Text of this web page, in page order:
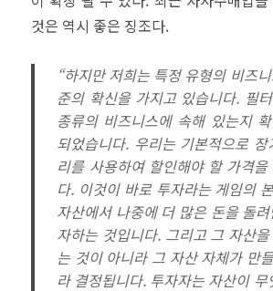
것은 역시 좋은 징조다.
“하지만 저희는 특정 유형의 비즈
준의 확신을 가지고 있습니다. 필
종류의 비즈니스에 속해 있는지
되었습니다. 우리는 기본적으로
리를 사용하여 할인해야 할 가격
다. 이것이 바로 투자라는 게임의
자산에서 나중에 더 많은 돈을 돌
자하는 것입니다. 그리고 그 자산
는 것이 아니라 그 자산 자체가 만
라 결정됩니다. 투자자는 자산이